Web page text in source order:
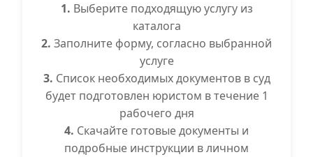
1. Выберите подходящую услугу из
каталога
2. Заполните форму, согласно выбранной
услуге
3. Список необходимых документов в суд
будет подготовлен юристом в течение 1
рабочего дня
4. Скачайте готовые документы и
подробные инструкции в личном